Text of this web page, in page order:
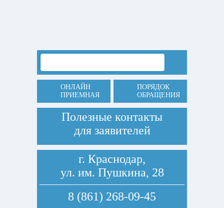
ОНЛАЙН
ПРИЕМНАЯ
ПОРЯДОК
ОБРАЩЕНИЯ
Полезные контакты
для заявителей
г. Краснодар,
ул. им. Пушкина, 28
8 (861) 268-09-45